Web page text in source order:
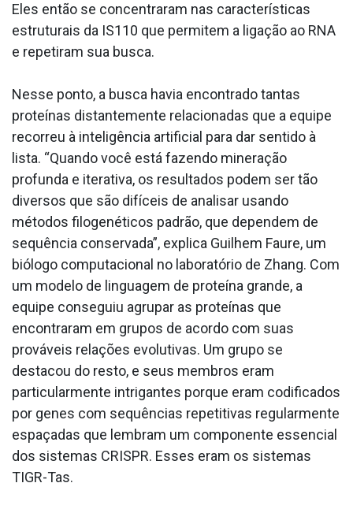
Eles então se concentraram nas características
estruturais da IS110 que permitem a ligação ao RNA
e repetiram sua busca.
Nesse ponto, a busca havia encontrado tantas
proteínas distantemente relacionadas que a equipe
recorreu à inteligência artificial para dar sentido à
lista. “Quando você está fazendo mineração
profunda e iterativa, os resultados podem ser tão
diversos que são difíceis de analisar usando
métodos filogenéticos padrão, que dependem de
sequência conservada”, explica Guilhem Faure, um
biólogo computacional no laboratório de Zhang. Com
um modelo de linguagem de proteína grande, a
equipe conseguiu agrupar as proteínas que
encontraram em grupos de acordo com suas
prováveis relações evolutivas. Um grupo se
destacou do resto, e seus membros eram
particularmente intrigantes porque eram codificados
por genes com sequências repetitivas regularmente
espaçadas que lembram um componente essencial
dos sistemas CRISPR. Esses eram os sistemas
TIGR-Tas.